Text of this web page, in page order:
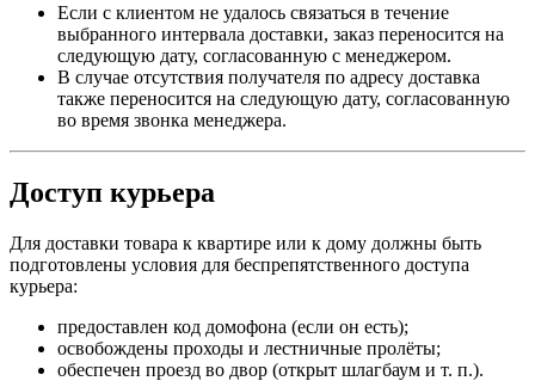
Если с клиентом не удалось связаться в течение
выбранного интервала доставки, заказ переносится на
следующую дату, согласованную с менеджером.
В случае отсутствия получателя по адресу доставка
также переносится на следующую дату, согласованную
во время звонка менеджера.
Доступ курьера
Для доставки товара к квартире или к дому должны быть
подготовлены условия для беспрепятственного доступа
курьера:
предоставлен код домофона (если он есть);
освобождены проходы и лестничные пролёты;
обеспечен проезд во двор (открыт шлагбаум и т. п.).